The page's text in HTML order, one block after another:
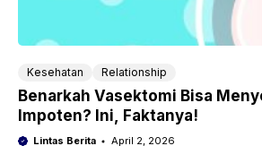
Kesehatan Relationship
Benarkah Vasektomi Bisa
Impoten? Ini, Faktanya!
Lintas Berita April 2, 2026